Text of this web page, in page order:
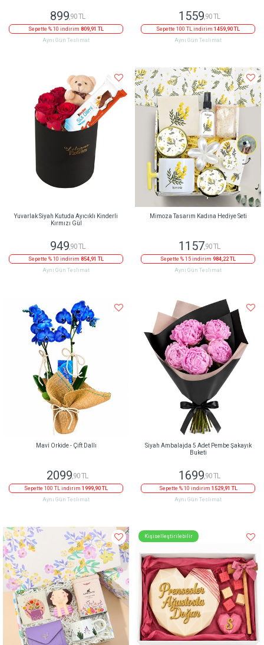
899,90 TL
Sepette % 10 indirim 809,91 TL
Aynı Gün Teslimat
1559,90 TL
Sepette 100 TL indirim 1459,90 TL
Aynı Gün Teslimat
Yuvarlak Siyah Kutuda Ayıcıklı Kinderli
Kırmızı Gül
949,90 TL
Sepette % 10 indirim 854,91 TL
Aynı Gün Teslimat
Mimoza Tasarım Kadına Hediye Seti
1157,90 TL
Sepette % 15 indirim 984,22 TL
Aynı Gün Teslimat
Mavi Orkide - Çift Dallı
2099,90 TL
Sepette 100 TL indirim 1999,90 TL
Aynı Gün Teslimat
Siyah Ambalajda 5 Adet Pembe Şakayık
Buketi
1699,90 TL
Sepette % 10 indirim 1529,91 TL
Aynı Gün Teslimat
Kişiselleştirilebilir